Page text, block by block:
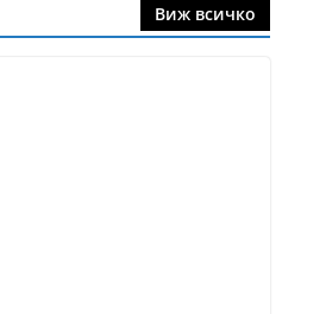
Виж всичко